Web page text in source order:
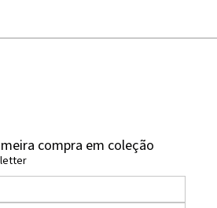
compra em coleção